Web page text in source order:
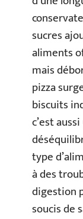
sucres
aliments
mais
pizza
biscuits
c’est
type
à des
digestion
soucis de